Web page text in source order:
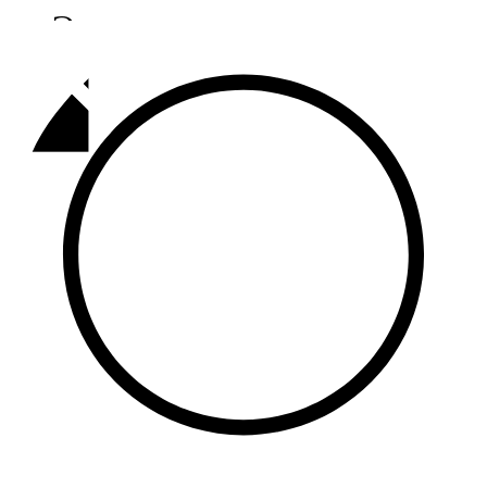
Әлмәт
92,9 FM
Базарлы матак
107,1 FM
Балык бистәсе
104,9 FM
Баулы
107,5 FM
Биләр